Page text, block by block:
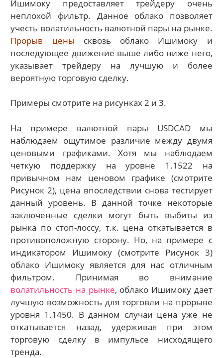
Ишимоку предоставляет трейдеру очень
неплохой фильтр. Данное облако позволяет
учесть волатильность валютной пары на рынке.
Прорыв цены сквозь облако Ишимоку и
последующее движение выше либо ниже него,
указывает трейдеру на лучшую и более
вероятную торговую сделку.
Примеры смотрите на рисунках 2 и 3.
На примере валютной пары USDCAD мы
наблюдаем ощутимое различие между двумя
ценовыми графиками. Хотя мы наблюдаем
четкую поддержку на уровне 1.1522 на
привычном нам ценовом графике (смотрите
Рисунок 2), цена впоследствии снова тестирует
данный уровень. В данной точке некоторые
заключенные сделки могут быть выбиты из
рынка по стоп-лоссу, т.к. цена откатывается в
противоположную сторону. Но, на примере с
индикатором Ишимоку (смотрите Рисунок 3)
облако Ишимоку является для нас отличным
фильтром. Принимая во внимание
волатильность на рынке, облако Ишимоку дает
лучшую возможность для торговли на прорыве
уровня 1.1450. В данном случаи цена уже не
откатывается назад, удерживая при этом
торговую сделку в импульсе нисходящего
тренда.